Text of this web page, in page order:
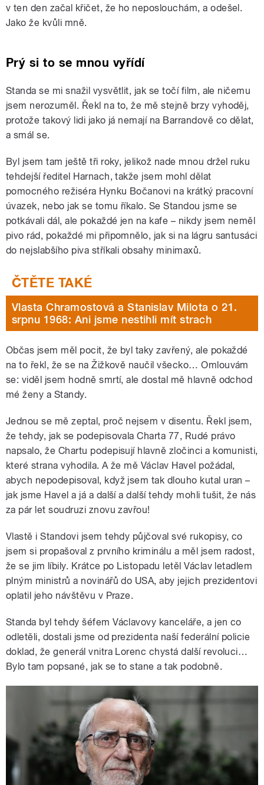
v ten den začal křičet, že ho neposlouchám, a odešel.
Jako že kvůli mně.
Prý si to se mnou vyřídí
Standa se mi snažil vysvětlit, jak se točí film, ale ničemu
jsem nerozuměl. Řekl na to, že mě stejně brzy vyhoděj,
protože takový lidi jako já nemají na Barrandově co dělat,
a smál se.
Byl jsem tam ještě tři roky, jelikož nade mnou držel ruku
tehdejší ředitel Harnach, takže jsem mohl dělat
pomocného režiséra Hynku Bočanovi na krátký pracovní
úvazek, nebo jak se tomu říkalo. Se Standou jsme se
potkávali dál, ale pokaždé jen na kafe – nikdy jsem neměl
pivo rád, pokaždé mi připomnělo, jak si na lágru santusáci
do nejslabšího piva stříkali obsahy minimaxů.
Vlasta Chramostová a Stanislav Milota o 21.
srpnu 1968: Ani jsme nestihli mít strach
Občas jsem měl pocit, že byl taky zavřený, ale pokaždé
na to řekl, že se na Žižkově naučil všecko… Omlouvám
se: viděl jsem hodně smrtí, ale dostal mě hlavně odchod
mé ženy a Standy.
Jednou se mě zeptal, proč nejsem v disentu. Řekl jsem,
že tehdy, jak se podepisovala Charta 77, Rudé právo
napsalo, že Chartu podepisují hlavně zločinci a komunisti,
které strana vyhodila. A že mě Václav Havel požádal,
abych nepodepisoval, když jsem tak dlouho kutal uran –
jak jsme Havel a já a další a další tehdy mohli tušit, že nás
za pár let soudruzi znovu zavřou!
Vlastě i Standovi jsem tehdy půjčoval své rukopisy, co
jsem si propašoval z prvního kriminálu a měl jsem radost,
že se jim líbily. Krátce po Listopadu letěl Václav letadlem
plným ministrů a novinářů do USA, aby jejich prezidentovi
oplatil jeho návštěvu v Praze.
Standa byl tehdy šéfem Václavovy kanceláře, a jen co
odletěli, dostali jsme od prezidenta naší federální policie
doklad, že generál vnitra Lorenc chystá další revoluci…
Bylo tam popsané, jak se to stane a tak podobně.